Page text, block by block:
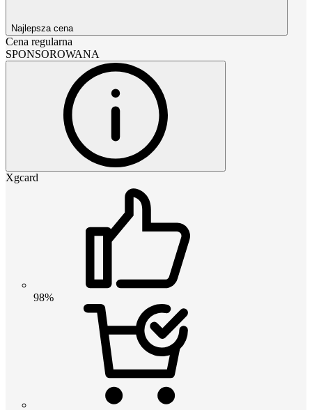
Najlepsza cena
Cena regularna
SPONSOROWANA
Xgcard
98%